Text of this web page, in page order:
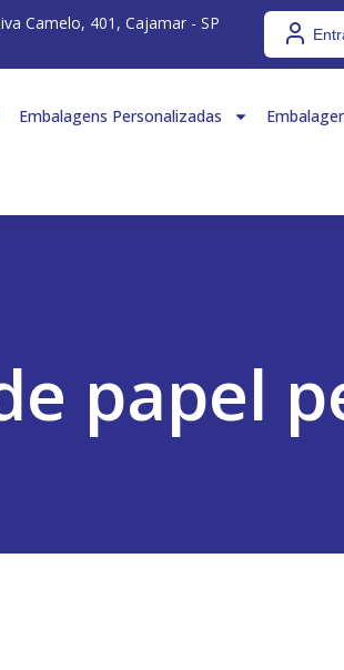
Camelo, 401, Cajamar - SP
Embalagens Personalizadas
papel